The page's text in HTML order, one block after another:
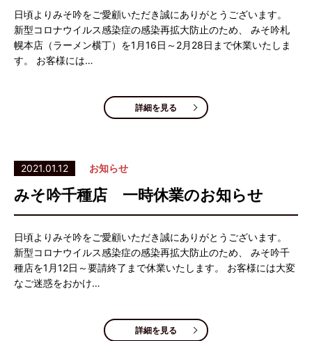
日頃よりみそ吟をご愛顧いただき誠にありがとうございます。
新型コロナウイルス感染症の感染再拡大防止のため、 みそ吟札
幌本店（ラーメン横丁）を1月16日～2月28日まで休業いたしま
す。 お客様には…
詳細を見る
2021.01.12 お知らせ
みそ吟千種店 一時休業のお知らせ
日頃よりみそ吟をご愛顧いただき誠にありがとうございます。
新型コロナウイルス感染症の感染再拡大防止のため、 みそ吟千
種店を1月12日～要請終了まで休業いたします。 お客様には大変
なご迷惑をおかけ…
詳細を見る